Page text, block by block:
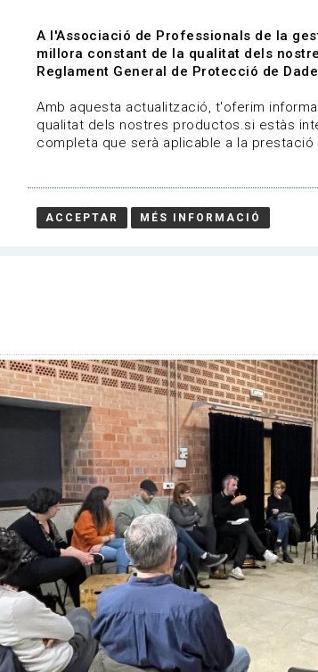
Qui som Línies de
| APGCC
12-2025
A l'Associació de Professionals de la
millora constant de la qualitat dels
Reglament General de Protecció de
Amb aquesta actualització, t'oferim
qualitat dels nostres productos.si estàs
completa que serà aplicable a la
ACCEPTAR MÉS INFORMACIÓ